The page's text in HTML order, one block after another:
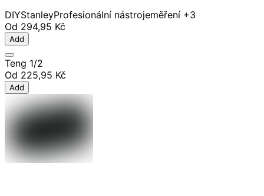
DIYStanleyProfesionální nástrojeměření +3
Od 294,95 Kč
Add
Teng 1/2
Od 225,95 Kč
Add